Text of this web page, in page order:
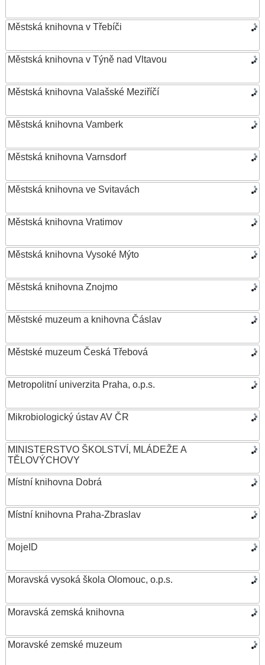
Městská knihovna v Třebíči
Městská knihovna v Týně nad Vltavou
Městská knihovna Valašské Meziříčí
Městská knihovna Vamberk
Městská knihovna Varnsdorf
Městská knihovna ve Svitavách
Městská knihovna Vratimov
Městská knihovna Vysoké Mýto
Městská knihovna Znojmo
Městské muzeum a knihovna Čáslav
Městské muzeum Česká Třebová
Metropolitní univerzita Praha, o.p.s.
Mikrobiologický ústav AV ČR
MINISTERSTVO ŠKOLSTVÍ, MLÁDEŽE A
TĚLOVÝCHOVY
Místní knihovna Dobrá
Místní knihovna Praha-Zbraslav
MojeID
Moravská vysoká škola Olomouc, o.p.s.
Moravská zemská knihovna
Moravské zemské muzeum